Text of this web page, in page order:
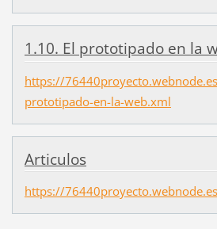
1.10. El prototipado en la
https://
prototipado-en-la-web.xml
Articulos
https://